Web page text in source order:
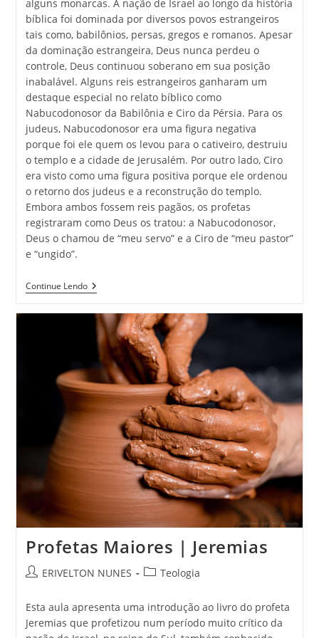
alguns monarcas. A nação de Israel ao longo da história
bíblica foi dominada por diversos povos estrangeiros
tais como, babilônios, persas, gregos e romanos. Apesar
da dominação estrangeira, Deus nunca perdeu o
controle, Deus continuou soberano em sua posição
inabalável. Alguns reis estrangeiros ganharam um
destaque especial no relato bíblico como
Nabucodonosor da Babilônia e Ciro da Pérsia. Para os
judeus, Nabucodonosor era uma figura negativa
porque foi ele quem os levou para o cativeiro, destruiu
o templo e a cidade de Jerusalém. Por outro lado, Ciro
era visto como uma figura positiva porque ele ordenou
o retorno dos judeus e a reconstrução do templo.
Embora ambos fossem reis pagãos, os profetas
registraram como Deus os tratou: a Nabucodonosor,
Deus o chamou de “meu servo” e a Ciro de “meu pastor”
e “ungido”.
Continue Lendo
Profetas Maiores | Jeremias
ERIVELTON NUNES Teologia
Esta aula apresenta uma introdução ao livro do profeta
Jeremias que profetizou num período muito crítico da